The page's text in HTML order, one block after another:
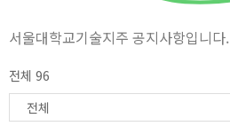
서울대학교기술지주 공지사항입니다.
전체 96